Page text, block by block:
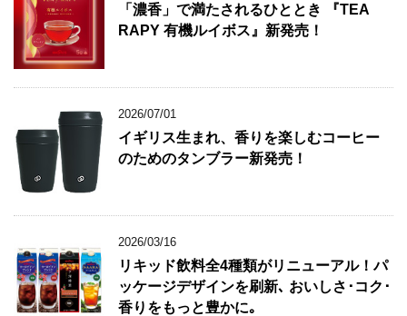
「濃香」で満たされるひととき 『TEA
RAPY 有機ルイボス』新発売！
2026/07/01
イギリス生まれ、香りを楽しむコーヒー
のためのタンブラー新発売！
2026/03/16
リキッド飲料全4種類がリニューアル！パ
ッケージデザインを刷新､ おいしさ･コク･
香りをもっと豊かに｡